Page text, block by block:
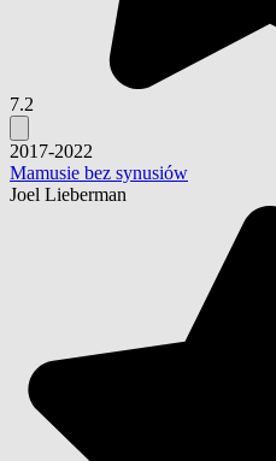
7.2
2017-2022
Mamusie bez synusiów
Joel Lieberman